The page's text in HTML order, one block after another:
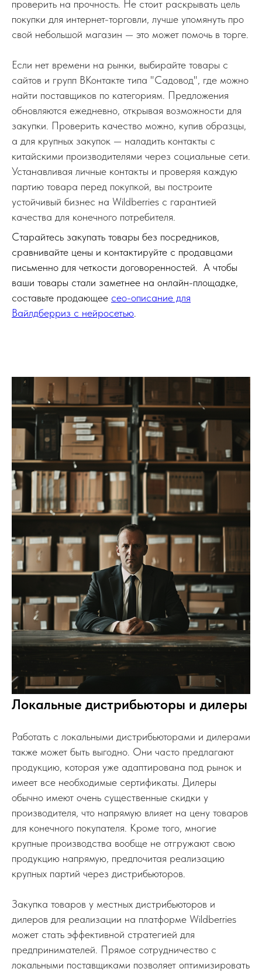
проверить на прочность. Не стоит раскрывать цель
покупки для интернет-торговли, лучше упомянуть про
свой небольшой магазин — это может помочь в торге.
Если нет времени на рынки, выбирайте товары с
сайтов и групп ВКонтакте типа "Садовод", где можно
найти поставщиков по категориям. Предложения
обновляются ежедневно, открывая возможности для
закупки. Проверить качество можно, купив образцы,
а для крупных закупок — наладить контакты с
китайскими производителями через социальные сети.
Устанавливая личные контакты и проверяя каждую
партию товара перед покупкой, вы построите
устойчивый бизнес на Wildberries с гарантией
качества для конечного потребителя.
Старайтесь закупать товары без посредников,
сравнивайте цены и контактируйте с продавцами
письменно для четкости договоренностей. А чтобы
ваши товары стали заметнее на онлайн-площадке,
составьте продающее сео-описание для
Вайлдберриз с нейросетью
Локальные дистрибьюторы и дилеры
Работать с локальными дистрибьюторами и дилерами
также может быть выгодно. Они часто предлагают
продукцию, которая уже адаптирована под рынок и
имеет все необходимые сертификаты. Дилеры
обычно имеют очень существенные скидки у
производителя, что напрямую влияет на цену товаров
для конечного покупателя. Кроме того, многие
крупные производства вообще не отгружают свою
продукцию напрямую, предпочитая реализацию
крупных партий через дистрибьюторов.
Закупка товаров у местных дистрибьюторов и
дилеров для реализации на платформе Wildberries
может стать эффективной стратегией для
предпринимателей. Прямое сотрудничество с
локальными поставщиками позволяет оптимизировать